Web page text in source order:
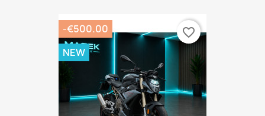
-€500.00
NEW
favorite_border